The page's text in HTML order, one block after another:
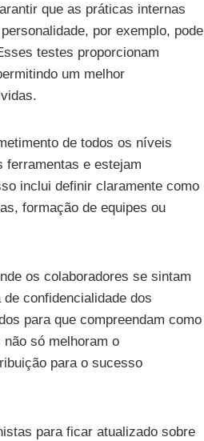
que as práticas internas
por exemplo, pode
testes proporcionam
um melhor
de todos os níveis
ferramentas e estejam
inclui definir claramente como
formação de equipes ou
os colaboradores se sintam
confidencialidade dos
para que compreendam como
só melhoram o
para o sucesso
para ficar atualizado sobre